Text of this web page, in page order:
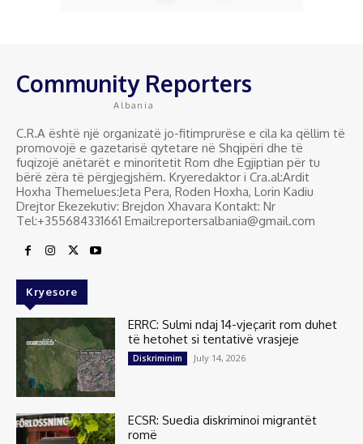
Community Reporters
Albania
C.R.A është një organizatë jo-fitimprurëse e cila ka qëllim të
promovojë e gazetarisë qytetare në Shqipëri dhe të
fuqizojë anëtarët e minoritetit Rom dhe Egjiptian për tu
bërë zëra të përgjegjshëm. Kryeredaktor i Cra.al:Ardit
Hoxha Themelues:Jeta Pera, Roden Hoxha, Lorin Kadiu
Drejtor Ekezekutiv: Brejdon Xhavara Kontakt: Nr
Tel:+355684331661 Email:reportersalbania@gmail.com
Kryesore
ERRC: Sulmi ndaj 14-vjeçarit rom duhet
të hetohet si tentativë vrasjeje
Diskriminim July 14, 2026
ECSR: Suedia diskriminoi migrantët
romë